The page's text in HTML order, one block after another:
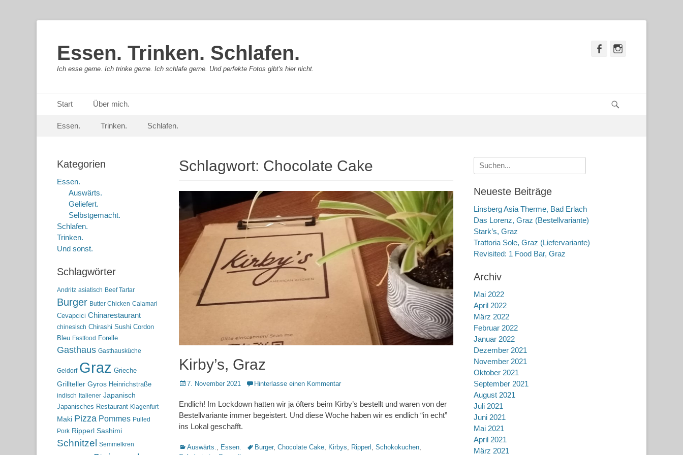
Essen. Trinken. Schlafen.
Ich esse gerne. Ich trinke gerne. Ich schlafe gerne. Und perfekte Fotos gibt's hier nicht.
Facebook
Primäres Menü
zum
Start Über mich.
Sekundär-Menü
zum
Essen. Trinken. Schlafen.
Schlagwort: Chocolate Cake
Kirby’s, Graz
Posted
7. November 2021 Hinterlasse einen Kommentar
Endlich! Im Lockdown hatten wir ja öfters beim Kirby’s bestellt und waren von der
Bestellvariante immer begeistert. Und diese Woche haben wir es endlich “in echt”
ins Lokal geschafft.
Kategorien
Auswärts. Essen. Schlagworte
Burger, Chocolate Cake Kirbys Ripperl Schokokuchen
Suche
nach:
Neueste Beiträge
Linsberg Asia Therme, Bad Erlach
Das Lorenz, Graz (Bestellvariante)
Stark’s, Graz
Trattoria Sole, Graz (Liefervariante)
Revisited: 1 Food Bar, Graz
Archiv
Mai 2022
April 2022
März 2022
Februar 2022
Januar 2022
Dezember 2021
November 2021
Oktober 2021
September 2021
August 2021
Juli 2021
Juni 2021
Mai 2021
April 2021
März 2021
Kategorien
Essen.
Auswärts.
Geliefert.
Selbstgemacht.
Schlafen.
Trinken.
Und sonst.
Schlagwörter
Andritz asiatisch Beef Tartar
Burger Butter Chicken Calamari
Cevapcici Chinarestaurant
chinesisch Chirashi Sushi Cordon
Bleu Fastfood Forelle
Gasthaus Gasthausküche
Geidorf Graz Grieche
Grillteller Gyros Heinrichstraße
indisch Italiener Japanisch
Japanisches Restaurant Klagenfurt
Maki Pizza Pommes Pulled
Pork Ripperl Sashimi
Schnitzel Semmelkren